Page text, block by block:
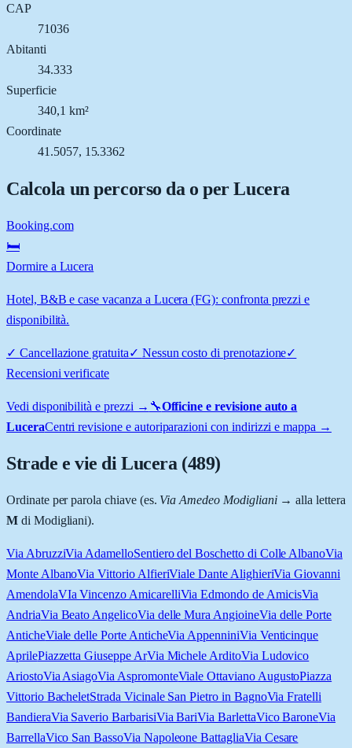
CAP
71036
Abitanti
34.333
Superficie
340,1 km²
Coordinate
41.5057, 15.3362
Calcola un percorso da o perLucera
Booking.com
🛏️
Dormire a Lucera
Hotel, B&B e case vacanza a Lucera (FG): confronta prezzi e
disponibilità.
✓ Cancellazione gratuita✓ Nessun costo di prenotazione✓
Recensioni verificate
Vedi disponibilità e prezzi → 🔧Officine e revisione auto a
LuceraCentri revisione e autoriparazioni con indirizzi e mappa →
Strade e vie diLucera (489)
Ordinate per parola chiave (es. Via Amedeo Modigliani→ alla lettera
Mdi Modigliani).
Via AbruzziVia AdamelloSentiero del Boschetto di Colle AlbanoVia
Monte AlbanoVia Vittorio AlfieriViale Dante AlighieriVia Giovanni
AmendolaVIa Vincenzo AmicarelliVia Edmondo de AmicisVia
AndriaVia Beato AngelicoVia delle Mura AngioineVia delle Porte
AnticheViale delle Porte AnticheVia AppenniniVia Venticinque
AprilePiazzetta Giuseppe ArVia Michele ArditoVia Ludovico
AriostoVia AsiagoVia AspromonteViale Ottaviano AugustoPiazza
Vittorio BacheletStrada Vicinale San Pietro in BagnoVia Fratelli
BandieraVia Saverio BarbarisiVia BariVia BarlettaVico BaroneVia
BarrellaVico San BassoVia Napoleone BattagliaVia Cesare